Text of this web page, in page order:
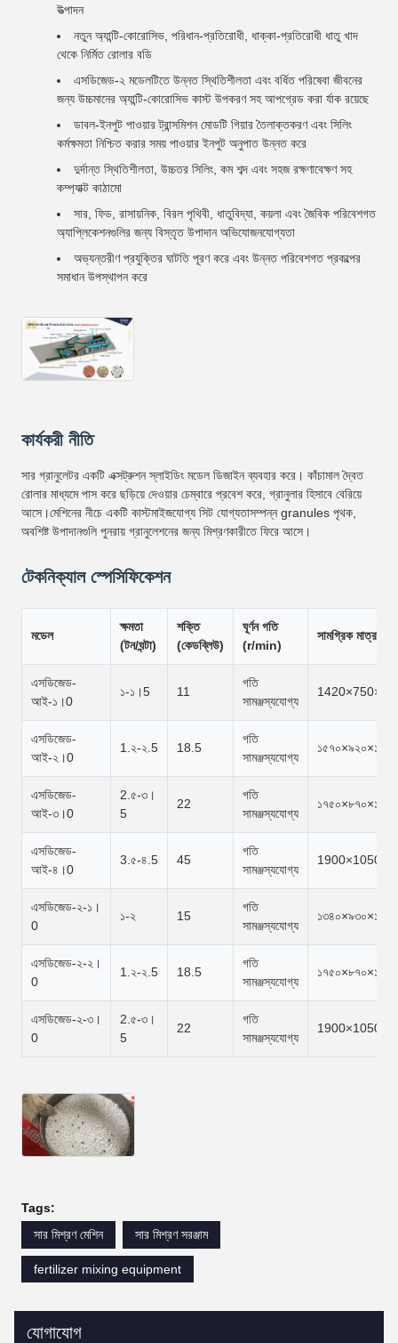
উত্পাদন
নতুন অ্যান্টি-কোরোসিভ, পরিধান-প্রতিরোধী, ধাক্কা-প্রতিরোধী ধাতু খাদ
থেকে নির্মিত রোলার বডি
এসডিজেড-২ মডেলটিতে উন্নত স্থিতিশীলতা এবং বর্ধিত পরিষেবা জীবনের
জন্য উচ্চমানের অ্যান্টি-কোরোসিভ কাস্ট উপকরণ সহ আপগ্রেড করা র্যাক রয়েছে
ডাবল-ইনপুট পাওয়ার ট্রান্সমিশন মোডটি গিয়ার তৈলাক্তকরণ এবং সিলিং
কর্মক্ষমতা নিশ্চিত করার সময় পাওয়ার ইনপুট অনুপাত উন্নত করে
দুর্দান্ত স্থিতিশীলতা, উচ্চতর সিলিং, কম শব্দ এবং সহজ রক্ষণাবেক্ষণ সহ
কম্প্যাক্ট কাঠামো
সার, ফিড, রাসায়নিক, বিরল পৃথিবী, ধাতুবিদ্যা, কয়লা এবং জৈবিক পরিবেশগত
অ্যাপ্লিকেশনগুলির জন্য বিস্তৃত উপাদান অভিযোজনযোগ্যতা
অভ্যন্তরীণ প্রযুক্তির ঘাটতি পূরণ করে এবং উন্নত পরিবেশগত প্রকল্পের
সমাধান উপস্থাপন করে
কার্যকরী নীতি
সার গ্রানুলেটর একটি এক্সট্রুশন স্লাইডিং মডেল ডিজাইন ব্যবহার করে। কাঁচামাল দ্বৈত
রোলার মাধ্যমে পাস করে ছড়িয়ে দেওয়ার চেম্বারে প্রবেশ করে, গ্রানুলার হিসাবে বেরিয়ে
আসে।মেশিনের নীচে একটি কাস্টমাইজযোগ্য সিট যোগ্যতাসম্পন্ন granules পৃথক,
অবশিষ্ট উপাদানগুলি পুনরায় গ্রানুলেশনের জন্য মিশ্রণকারীতে ফিরে আসে।
টেকনিক্যাল স্পেসিফিকেশন
মডেল
ক্ষমতা
(টন/ঘন্টা)
শক্তি
(কেডব্লিউ)
ঘূর্ণন গতি
(r/min)
সামগ্রিক মাত্রা
এসডিজেড-
আই-১।0
১-১।5 11
গতি
সামঞ্জস্যযোগ্য
এসডিজেড-
আই-২।0
1.২-২.5 18.5
গতি
সামঞ্জস্যযোগ্য
১৫৭০×৯২০×১৪৫০
এসডিজেড-
আই-৩।0
2.৫-৩।
5
22
গতি
সামঞ্জস্যযোগ্য
১৭৫০×৮৭০×১৫৩০
এসডিজেড-
আই-৪।0
3.৫-৪.5 45
গতি
সামঞ্জস্যযোগ্য
এসডিজেড-২-১।
0
১-২ 15
গতি
সামঞ্জস্যযোগ্য
১৩৪০×৯৩০×১৩১০
এসডিজেড-২-২।
0
1.২-২.5 18.5
গতি
সামঞ্জস্যযোগ্য
১৭৫০×৮৭০×১৫৩০
এসডিজেড-২-৩।
0
2.৫-৩।
5
22
গতি
সামঞ্জস্যযোগ্য
Tags:
সার মিশ্রণ মেশিন
সার মিশ্রণ সরঞ্জাম
fertilizer mixing equipment
যোগাযোগ